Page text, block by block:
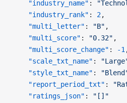
    "industry_name"
:
    "industry_rank"
: 2,
    "multi_letter"
: "B" ,
    "multi_score"
: "0.32" ,
    "multi_score_change"
: -1
    "scale_txt_name"
:
    "style_txt_name"
:
    "report_period_txt"
:
    "ratings_json"
:
"[]"